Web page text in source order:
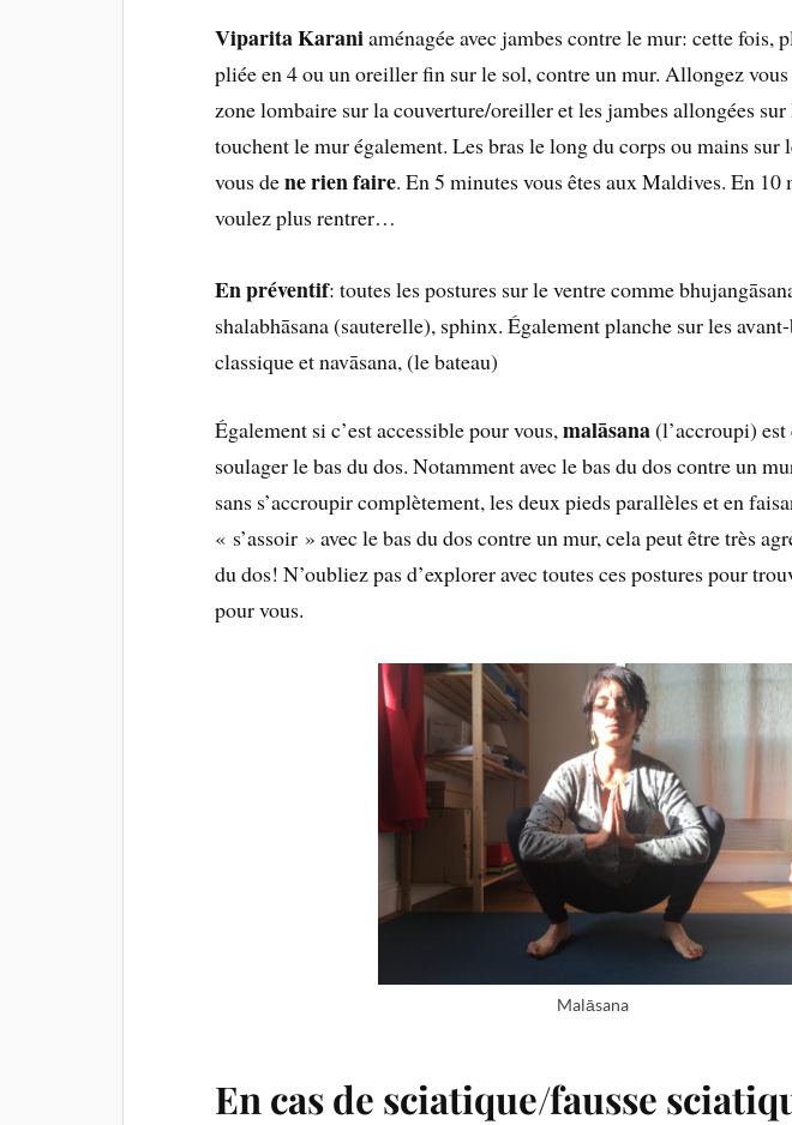
Viparita Karaniaménagée avec jambes contre le mur: cette fois,
pliée en 4 ou un oreiller fin sur le sol, contre un mur. Allongez
zone lombaire sur la couverture/oreiller et les jambes allongées sur
touchent le mur également. Les bras le long du corps ou mains sur
vous dene rien faire. En 5 minutes vous êtes aux Maldives. En 10
voulez plus rentrer…
En préventif: toutes les postures sur le ventre comme
shalabhāsana (sauterelle), sphinx. Également planche sur les
classique et navāsana, (le bateau)
Également si c’est accessible pour vous,malāsana(l’accroupi)
soulager le bas du dos. Notamment avec le bas du dos contre un
sans s’accroupir complètement, les deux pieds parallèles et en
« s’assoir » avec le bas du dos contre un mur, cela peut être très
du dos! N’oubliez pas d’explorer avec toutes ces postures pour
pour vous.
Malāsana
En cas de sciatique/fausse